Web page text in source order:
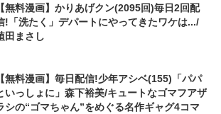
【無料漫画】かりあげクン(2095回)毎日2回配
!「洗たく」デパートにやってきたワケは.../
田まさし
【無料漫画】毎日配信!少年アシベ(155)「パパ
いっしょに」森下裕美/キュートなゴマフアザ
シの“ゴマちゃん”をめぐる名作ギャグ4コマ